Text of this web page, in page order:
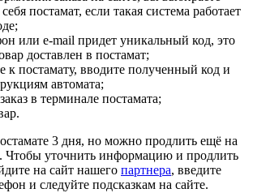
постамат, если такая система работает
или e-mail придет уникальный код, это
доставлен в постамат;
к постамату, вводите полученный код и
автомата;
в терминале постамата;
3 дня, но можно продлить ещё на
Чтобы уточнить информацию и продлить
на сайт нашего партнера, введите
и следуйте подсказкам на сайте.